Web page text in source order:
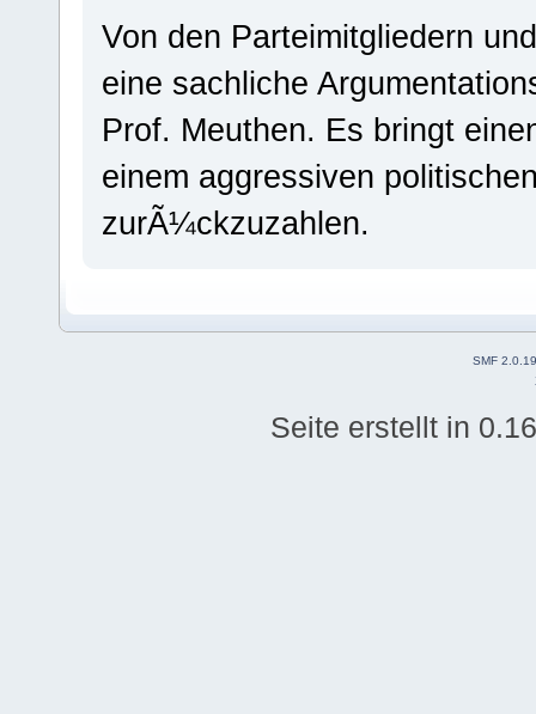
Von den Parteimitgliedern
eine sachliche
Prof. Meuthen. Es bringt
einem aggressiven
zurÃ¼ckzuzahlen.
SMF 2.0.19
Seite erstellt in